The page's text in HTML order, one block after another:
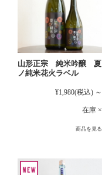
山形正宗 純米吟醸 夏
ノ純米花火ラベル
¥1,980(税込) ～
在庫 ×
商品を見る